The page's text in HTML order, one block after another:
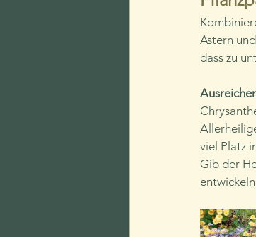
Astern
dass zu
viel Platz
Gib der